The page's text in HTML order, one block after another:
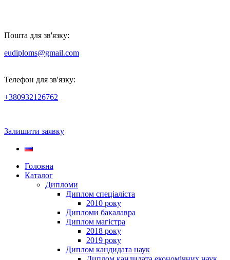
Пошта для зв'язку:
eudiploms@gmail.com
Телефон для зв'язку:
+380932126762
Залишити заявку
Головна
Каталог
Дипломи
Диплом спеціаліста
2010 року
Дипломи бакалавра
Диплом магістра
2018 року
2019 року
Диплом кандидата наук